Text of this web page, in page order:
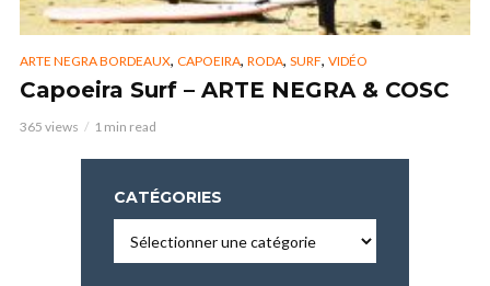
ARTE NEGRA BORDEAUX, CAPOEIRA, RODA, SURF, VIDÉO
Capoeira Surf – ARTE NEGRA & COSC
365 views 1 min read
CATÉGORIES